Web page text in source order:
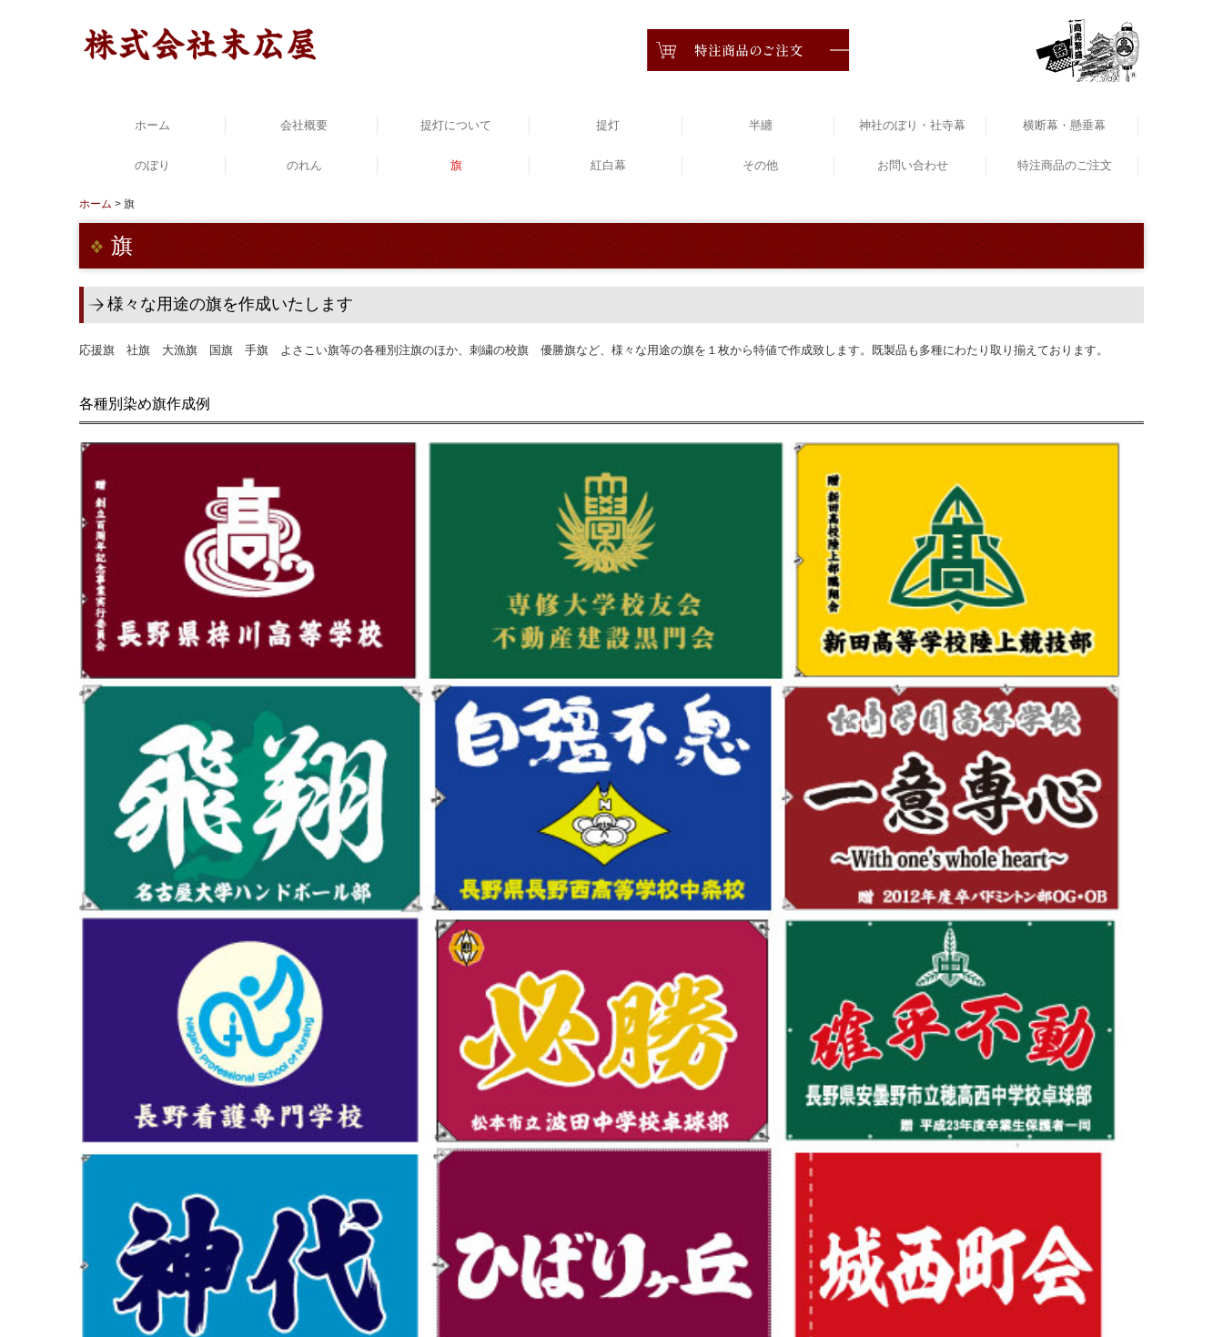
ホーム 会社概要
沿革・店舗案内
提灯について
染めについて
生地一覧
提灯
和紙提灯
ビニール提灯
耐水紙提灯
お祭り提灯
お盆提灯
飲食店用提灯
インテリア提灯
半纏
別注半纏
祭り半纏
無地半纏
神社のぼり・社寺幕 横断幕・懸垂幕
のぼり のれん 旗 紅白幕 その他 お問い合わせ 特注商品のご注文
ホーム 旗
旗
様々な用途の旗を作成いたします
応援旗 社旗 大漁旗 国旗 手旗 よさこい旗等の各種別注旗のほか、刺繍の校旗 優勝旗など、様々な用途の旗を１枚から特値で作成致します。既製品も多種にわたり取り揃えております。
各種別染め旗作成例